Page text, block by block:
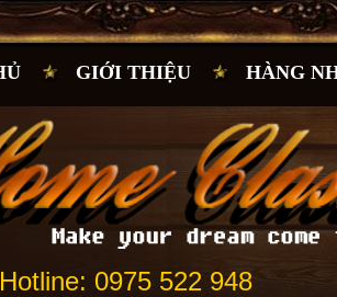
GIỚI THIỆU HÀNG
Hotline: 0975 522 948